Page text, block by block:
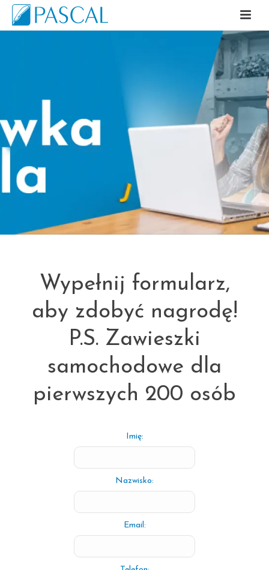
Wypełnij formularz,
aby zdobyć nagrodę!
P.S. Zawieszki
samochodowe dla
pierwszych 200 osób
Imię:
Nazwisko:
Email: